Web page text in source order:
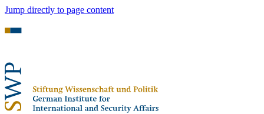
Jump directly to page content